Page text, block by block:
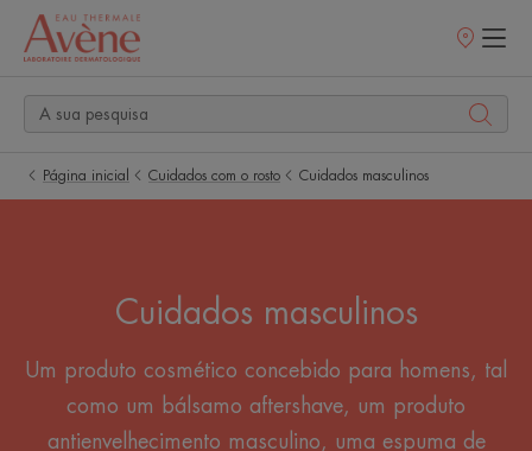
Pontos
Página inicial Cuidados com o rosto Cuidados masculinos
Cuidados masculinos
Um produto cosmético concebido para homens, tal
como um bálsamo aftershave, um produto
antienvelhecimento masculino, uma espuma de